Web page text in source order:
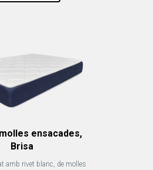
ensacades,
Brisa
amb rivet blanc, de molles